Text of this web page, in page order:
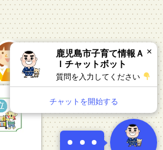
鹿児島市子育て情報Ａ
Ｉチャットボット
質問を入力してください
チャットを開始する
×
ど、各種の子育て情報
しています。
1